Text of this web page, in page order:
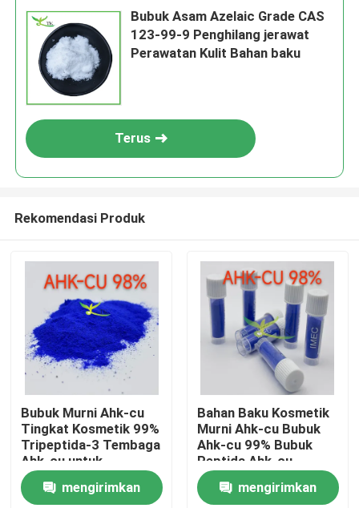
Rumah
Bubuk Asam Azelaic Grade CAS
123-99-9 Penghilang jerawat
Perawatan Kulit Bahan baku
Terus
Rekomendasi Produk
Bubuk Murni Ahk-cu
Tingkat Kosmetik 99%
Tripeptida-3 Tembaga
Ahk-cu untuk
Pertumbuhan Rambut
mengirimkan
Bahan Baku Kosmetik
Murni Ahk-cu Bubuk
Ahk-cu 99% Bubuk
Peptida Ahk-cu
mengirimkan